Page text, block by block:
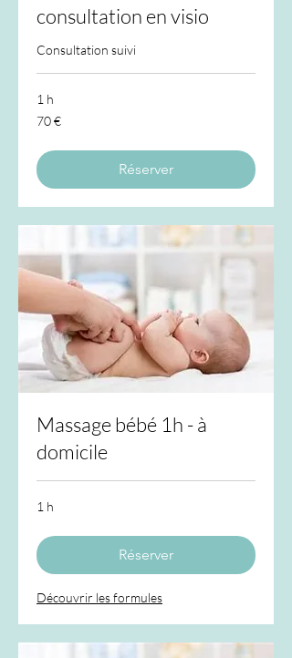
consultation en visio
Consultation suivi
1 h
70
euros
70 €
Réserver
Massage bébé 1h - à
domicile
1 h
Réserver
Découvrir les formules